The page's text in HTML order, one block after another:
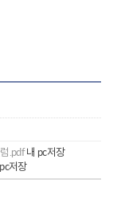
.pdf내 pc저장
저장